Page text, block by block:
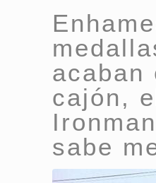
acaban
cajón,
sabe